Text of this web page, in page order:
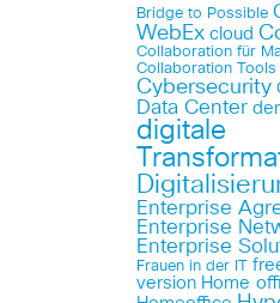
Bridge to Possible
WebEx cloud
Collaboration für
Collaboration Tools
Cybersecurity
Data Center
digitale
Enterprise
Enterprise
Enterprise
Frauen in der IT
version Home